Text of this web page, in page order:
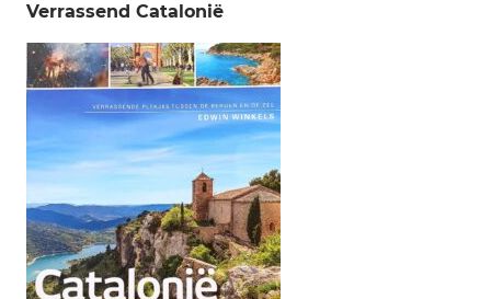
Verrassend Catalonië